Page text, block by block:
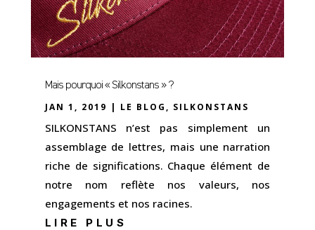
Mais pourquoi « Silkonstans » ?
JAN 1, 2019 | LE BLOG, SILKONSTANS
SILKONSTANS n’est pas simplement un
assemblage de lettres, mais une narration
riche de significations. Chaque élément de
notre nom reflète nos valeurs, nos
engagements et nos racines.
LIRE PLUS